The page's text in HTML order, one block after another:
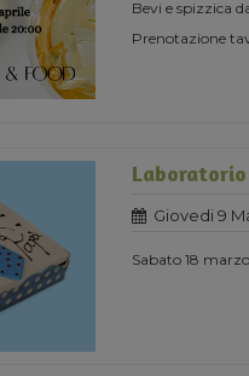
Bevi e spizzica
Prenotazione
Giovedi 9
Sabato 18